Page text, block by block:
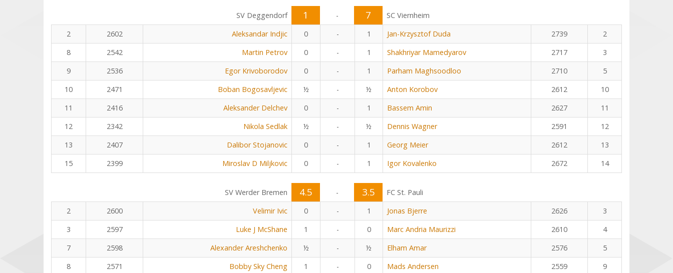
SV Deggendorf 1 - 7
SC Viernheim
2
2602 Aleksandar Indjic 0 - 1 Jan-Krzysztof Duda 2739
2
8
2542 Martin Petrov 0 - 1 Shakhriyar Mamedyarov 2717
3
9
2536 Egor Krivoborodov 0 - 1 Parham Maghsoodloo 2710
5
10
2471 Boban Bogosavljevic ½ - ½ Anton Korobov 2612
10
11
2416 Aleksander Delchev 0 - 1 Bassem Amin 2627
11
12
2342 Nikola Sedlak ½ - ½ Dennis Wagner 2591
12
13
2407 Dalibor Stojanovic 0 - 1 Georg Meier 2612
13
15
2399 Miroslav D Miljkovic 0 - 1 Igor Kovalenko 2672 14
SV Werder Bremen 4.5 - 3.5
FC St. Pauli
2
2600 Velimir Ivic 0 - 1 Jonas Bjerre 2626
3
3
2597 Luke J McShane 1 - 0 Marc Andria Maurizzi 2610
4
7
2598 Alexander Areshchenko ½ - ½ Elham Amar 2576
5
8
2571 Bobby Sky Cheng 1 - 0 Mads Andersen 2559
9